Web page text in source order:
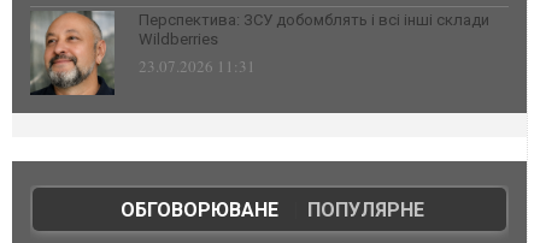
Перспектива: ЗСУ добомблять і всі інші склади
Wildberries
23.07.2026 11:31
ОБГОВОРЮВАНЕ| ПОПУЛЯРНЕ